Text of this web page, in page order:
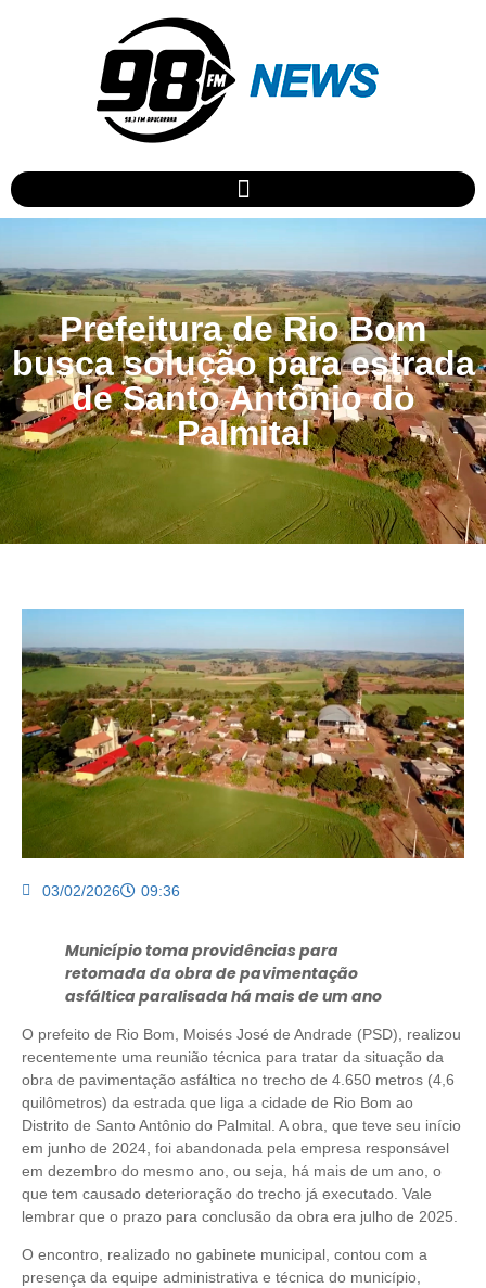
Prefeitura de Rio Bom
busca solução para estrada
de Santo Antônio do
Palmital
03/02/2026 09:36
Município toma providências para
retomada da obra de pavimentação
asfáltica paralisada há mais de um ano
O prefeito de Rio Bom, Moisés José de Andrade (PSD), realizou
recentemente uma reunião técnica para tratar da situação da
obra de pavimentação asfáltica no trecho de 4.650 metros (4,6
quilômetros) da estrada que liga a cidade de Rio Bom ao
Distrito de Santo Antônio do Palmital. A obra, que teve seu início
em junho de 2024, foi abandonada pela empresa responsável
em dezembro do mesmo ano, ou seja, há mais de um ano, o
que tem causado deterioração do trecho já executado. Vale
lembrar que o prazo para conclusão da obra era julho de 2025.
O encontro, realizado no gabinete municipal, contou com a
presença da equipe administrativa e técnica do município,